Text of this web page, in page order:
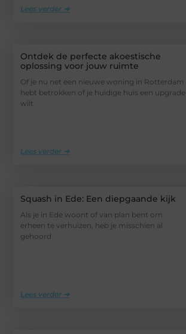
Lees verder ➜
Ontdek de perfecte akoestische
oplossing voor jouw ruimte
Of je nu net een nieuwe woning in Rotterdam
hebt betrokken of je huidige huis een upgrade
wilt
Lees verder ➜
Squash in Ede: Een diepgaande kijk
Als je in Ede woont of van plan bent om
erheen te verhuizen, heb je misschien al
gehoord
Lees verder ➜